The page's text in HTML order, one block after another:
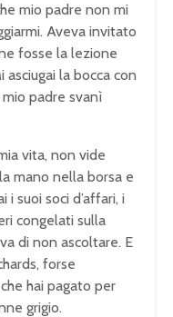
mio padre non mi
Aveva invitato
fosse la lezione
la bocca con
padre svanì
vita, non vide
mano nella borsa e
i suoi soci d’affari, i
congelati sulla
di non ascoltare. E
forse
hai pagato per
grigio.